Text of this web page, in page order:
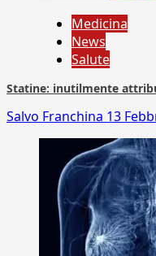
Medicina
News
Salute
Statine: inutilmente
Salvo Franchina 13